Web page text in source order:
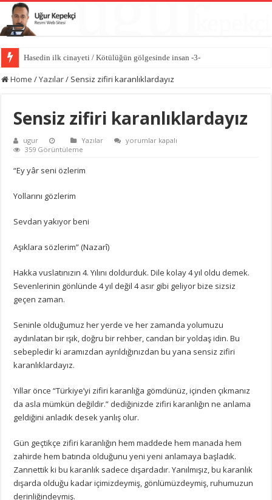
Hasedin ilk cinayeti / Kötülüğün gölgesinde insan -3-
İlk kıvılcım: İblis’in kibri / Kötülüğün gölgesinde insan -2-
Home /Yazılar/ Sensiz zifiri karanlıklardayız
Sensiz zifiri karanlıklardayız
ugur Yazılar
Sensiz
yorumlar kapalı
359 Görüntüleme
“Ey yâr seni özlerim
Yollarını gözlerim
Sevdan yakıyor beni
Aşıklara sözlerim” (Nazarî)
Hakka vuslatınızın 4. Yılını doldurduk. Dile kolay 4 yıl oldu demek.
Sevenlerinin gönlünde 4 yıl değil 4 asır gibi geliyor bize sizsiz
geçen zaman.
Seninle olduğumuz her yerde ve her zamanda yolumuzu
aydınlatan bir ışık, doğru bir rehber, candan bir yoldaş idin. Bu
sebepledir ki aramızdan ayrıldığınızdan bu yana sensiz zifiri
karanlıklardayız.
Yıllar önce “Türkiye’yi zifiri karanlığa gömdünüz, içinden çıkmanız
da asla mümkün değildir.” dediğinizde zifiri karanlığın ne anlama
geldiğini anladık desek yanlış olur.
Gün geçtikçe zifiri karanlığın hem maddede hem manada hem
zahirde hem batında olduğunu yeni yeni anlamaya başladık.
Zannettik ki bu karanlık sadece dışardadır. Yanılmışız, bu karanlık
dışarda olduğu kadar içimizdeymiş, gönlümüzdeymiş, ruhumuzun
derinliğindeymiş.